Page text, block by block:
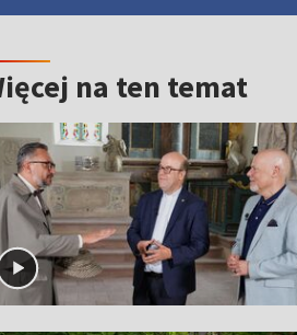
na ten temat